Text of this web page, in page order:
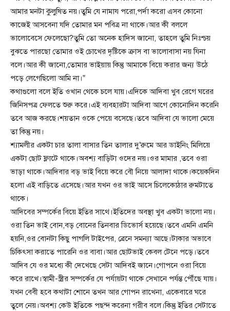
আমার মনটা কুলুষিত নয়।তুমি যে নামায পরো,পর্দা করো এসব কোনো
কাজেই আসবেনা যদি তোমার মন পবিত্র না থাকে।আর কী বললে
ভালোবেসে ফেলেছো?তুমি তো অনেক হাদিস জানো, তাহলে তুমি নিঃশ্চয়
বুঝতে পারছো তোমার ওই চোখের দৃষ্টিকে ক্রাস বা ভালোবাসা নয় যিনা
বলে।আর কী জানো,তোমার ভাইয়ায় কিন্তু আমাকে বিয়ে করার জন্য উঠে
পড়ে লেগেছিলো আমি না।”
কথাগুলো বলে ইতি ওখান থেকে চলে যায়।এদিকে আদিবা খুব রেগে ঘরের
জিনিসপত্র ফেলতে শুরু করে।এই ব্যবহারটা আদিবা আগে কোনোদিন করেনি
তবে আজ করছে।শয়তান ওকে পেয়ে বসেছে।তবে আদিবা যে ভালো মেয়ে
তা কিন্তু নয়।
শ্যামলীর একটা চার তালা বাসার তিন তালার দু’রুমে আর ডাইনিং মিলিয়ে
একটা ছোট ফ্লাটে থাকে।অবশ্য বাড়িটা ওদের নয়।ওর মামার ,তবে ওরা
ভাড়া থাকে।আদিবার বড় ভাই বিয়ে করে বৌ নিয়ে আলাদা থাকে।কয়েকদিন
হলো এই বাড়িতে এসেছে।আর যখন ওর ভাই আসে চিলেকোঠার রুমটাতে
থাকে।
আদিবের সম্পর্কের বিয়ে ইতির সাথে।ইতিদের অবস্থা খুব একটা ভালো নয়।
ওরা তিন ভাই বোন,বড় বোনের তিনবার ডিভোর্স হয়েছে।তবে এমনি এমনি
হয়নি,ওর বোনটা কিছু পাগলি টাইপের, ব্রেনে সমন্যা আছে।টাকার অভাবে
চিকিৎসা করাতে পারেনি ওর বাবা।আর ছোটভাই কেবল টেনে পড়ে।তবে
আদিব যে ওর মধ্যে কী দেখেছে সেটা আদিবই জানে।গোপনে ওরা বিয়ে
করে রাখে।স্বামী-স্ত্রীর সম্পর্কের যে পর্যায়টা থাকে সেখানে পর্যন্ত পৌঁছে যায়।
যখন বেবী হবে কথাটা শোনে তখন আর গোপন রাখেনা, একেবারে ঘরে
তুলে নেয়।অবশ্য কেউ ইতিকে পছন্দ করেনা গরীব বলে।কিন্তু ইতির সেটাতে